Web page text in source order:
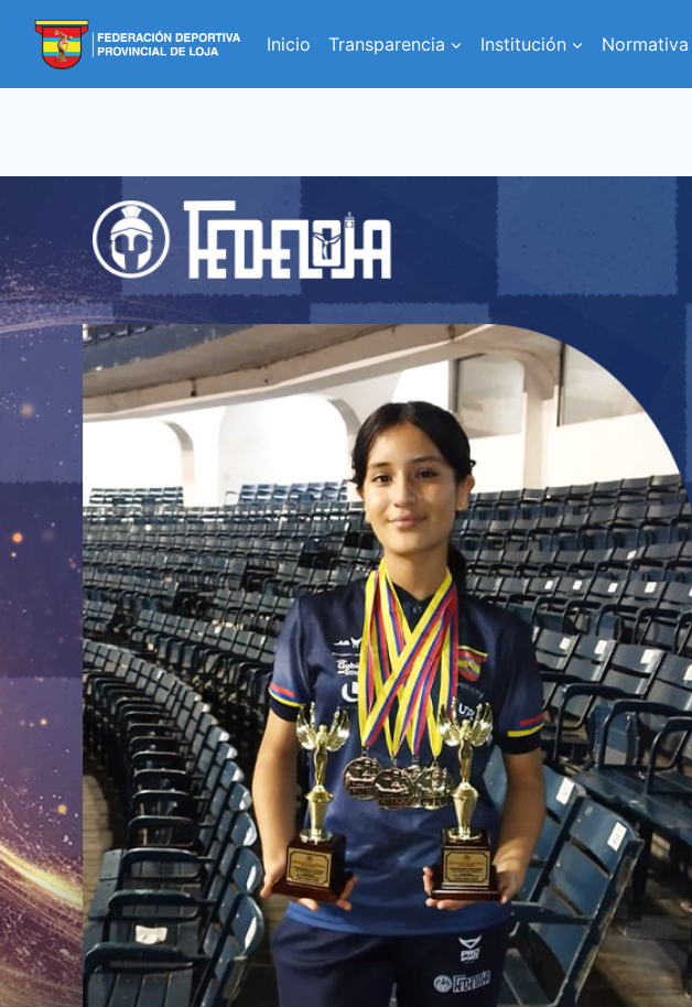
Inicio Transparencia Institución